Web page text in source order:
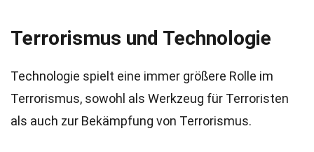
Terrorismus und Technologie
Technologie spielt eine immer größere Rolle im
Terrorismus, sowohl als Werkzeug für Terroristen
als auch zur Bekämpfung von Terrorismus.